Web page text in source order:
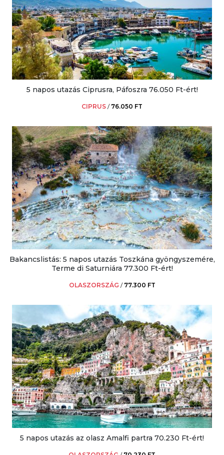
5 napos utazás Ciprusra, Páfoszra 76.050 Ft-ért!
CIPRUS / 76.050 FT
Bakancslistás: 5 napos utazás Toszkána gyöngyszemére,
Terme di Saturniára 77.300 Ft-ért!
OLASZORSZÁG / 77.300 FT
5 napos utazás az olasz Amalfi partra 70.230 Ft-ért!